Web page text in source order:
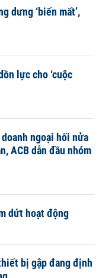
dưng ‘biến mất’,
lực cho ‘cuộc
ngoại hối nửa
ACB dẫn đầu nhóm
dứt hoạt động
bị gập đang định